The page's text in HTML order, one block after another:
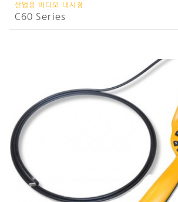
산업용 비디오 내시경
C60 Series